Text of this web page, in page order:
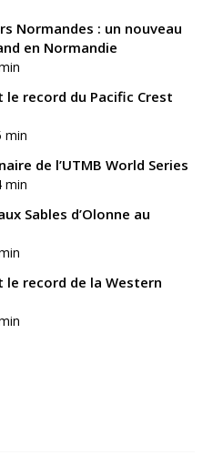
Normandes : un nouveau
en Normandie
le record du Pacific Crest
min
de l’UTMB World Series
min
Sables d’Olonne au
record de la Western